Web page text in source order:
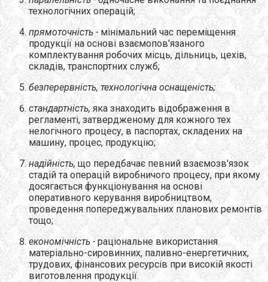
технологічних операцій;
прямоточність - мінімальний час переміщення
продукції на основі взаємопов'язаного
комплектування робочих місць, дільниць, цехів,
складів, транспортних служб;
безперервність, технологічна оснащеність;
стандартність, яка знаходить відображення в
регламенті, затвердженому для кожного тех
нелогічного процесу, в паспортах, складених на
машину, процес, продукцію;
надійність, що передбачає певний взаємозв'язок
стадій та операцій виробничого процесу, при якому
досягається функціонування на основі
оперативного керування виробництвом,
проведення попереджувальних планових ремонтів
тощо;
економічність - раціональне використання
матеріально-сировинних, паливно-енергетичних,
трудових, фінансових ресурсів при високій якості
виготовлення продукції.